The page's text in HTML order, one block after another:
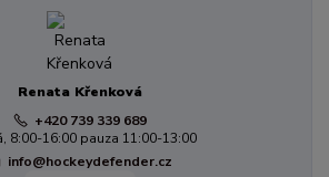
Renata Křenková
+420 739 339 689
8:00-16:00 pauza 11:00-13:00
info@hockeydefender.cz